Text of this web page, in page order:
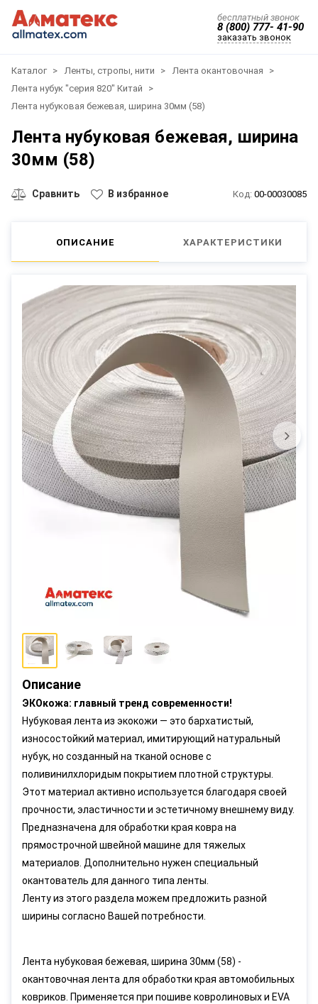
бесплатный звонок
8 (800) 777- 41-90
заказать звонок
Каталог Ленты, стропы, нити
Лента окантовочная
Лента нубук "серия 820" Китай
Лента нубуковая бежевая, ширина 30мм (58)
Лента нубуковая бежевая, ширина
30мм (58)
Сравнить В избранное Код: 00-00030085
ОПИСАНИЕ ХАРАКТЕРИСТИКИ
Описание
ЭКОкожа: главный тренд современности!
Нубуковая лента из экокожи — это бархатистый,
износостойкий материал, имитирующий натуральный
нубук, но созданный на тканой основе с
поливинилхлоридым покрытием плотной структуры.
Этот материал активно используется благодаря своей
прочности, эластичности и эстетичному внешнему виду.
Предназначена для обработки края ковра на
прямострочной швейной машине для тяжелых
материалов. Дополнительно нужен специальный
окантователь для данного типа ленты.
Ленту из этого раздела можем предложить разной
ширины согласно Вашей потребности.
Лента нубуковая бежевая, ширина 30мм (58) -
окантовочная лента для обработки края автомобильных
ковриков. Применяется при пошиве ковролиновых и EVA